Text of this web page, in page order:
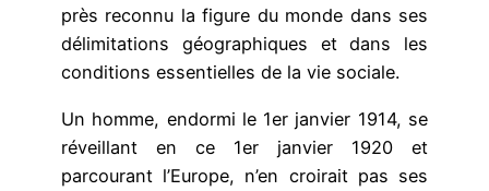
près reconnu la figure du monde dans ses
délimitations géographiques et dans les
conditions essentielles de la vie sociale.
Un homme, endormi le 1er janvier 1914, se
réveillant en ce 1er janvier 1920 et
parcourant l’Europe, n’en croirait pas ses